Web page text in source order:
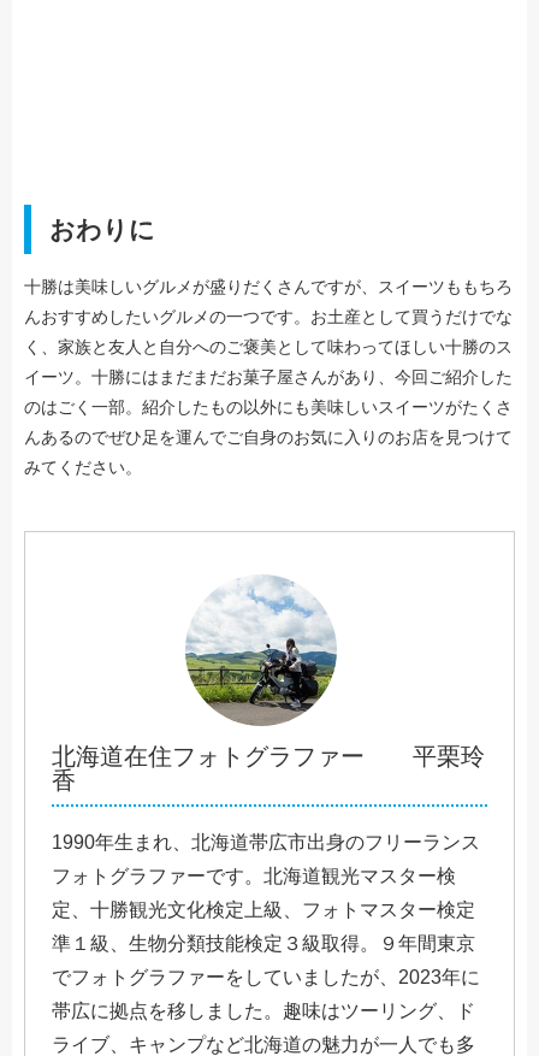
おわりに
十勝は美味しいグルメが盛りだくさんですが、スイーツももちろ
んおすすめしたいグルメの一つです。お土産として買うだけでな
く、家族と友人と自分へのご褒美として味わってほしい十勝のス
イーツ。十勝にはまだまだお菓子屋さんがあり、今回ご紹介した
のはごく一部。紹介したもの以外にも美味しいスイーツがたくさ
んあるのでぜひ足を運んでご自身のお気に入りのお店を見つけて
みてください。
北海道在住フォトグラファー 平栗玲
香
1990年生まれ、北海道帯広市出身のフリーランス
フォトグラファーです。北海道観光マスター検
定、十勝観光文化検定上級、フォトマスター検定
準１級、生物分類技能検定３級取得。９年間東京
でフォトグラファーをしていましたが、2023年に
帯広に拠点を移しました。趣味はツーリング、ド
ライブ、キャンプなど北海道の魅力が一人でも多